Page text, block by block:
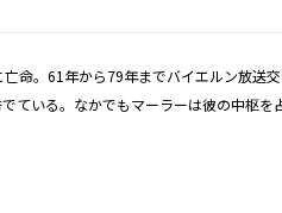
命。61年から79年までバイエルン放送
いる。なかでもマーラーは彼の中枢を